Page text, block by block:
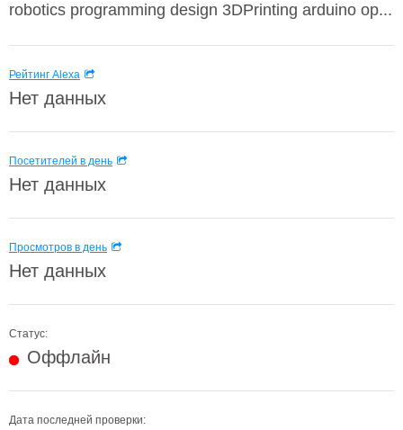
robotics programming design 3DPrinting arduino op...
Рейтинг Alexa
Нет данных
Посетителей в день
Нет данных
Просмотров в день
Нет данных
Статус:
Оффлайн
Дата последней проверки: